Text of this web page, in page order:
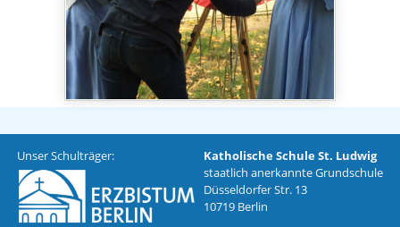
Unser Schulträger:
Katholische Schule St. Ludwig
staatlich anerkannte Grundschule
Düsseldorfer Str. 13
10719 Berlin